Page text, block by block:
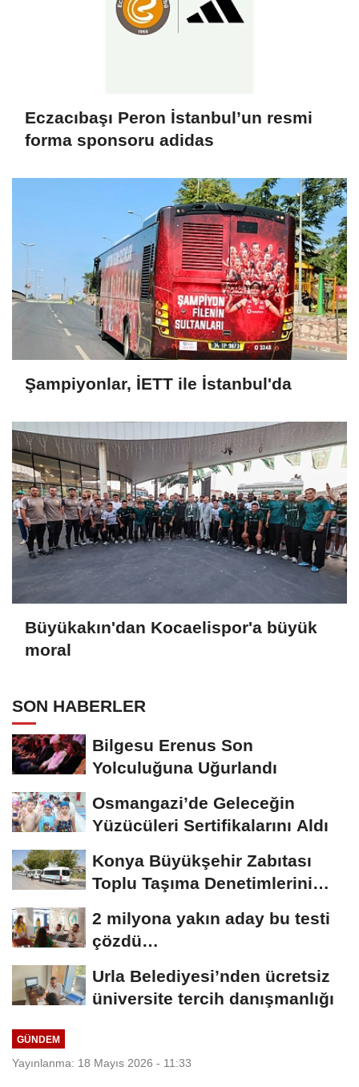
Eczacıbaşı Peron İstanbul’un resmi
forma sponsoru adidas
Şampiyonlar, İETT ile İstanbul'da
Büyükakın'dan Kocaelispor'a büyük
moral
SON HABERLER
Bilgesu Erenus Son
Yolculuğuna Uğurlandı
Osmangazi’de Geleceğin
Yüzücüleri Sertifikalarını Aldı
Konya Büyükşehir Zabıtası
Toplu Taşıma Denetimlerini
2 milyona yakın aday bu testi
çözdü…
Urla Belediyesi’nden ücretsiz
üniversite tercih danışmanlığı
GÜNDEM
Yayınlanma: 18 Mayıs 2026 - 11:33